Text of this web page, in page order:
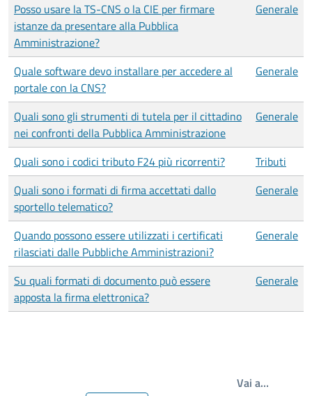
Posso usare la TS-CNS o la CIE per firmare
istanze da presentare alla Pubblica
Amministrazione?
Generale
Quale software devo installare per accedere al
portale con la CNS?
Generale
Quali sono gli strumenti di tutela per il cittadino
nei confronti della Pubblica Amministrazione
Generale
Quali sono i codici tributo F24 più ricorrenti?
Tributi
Quali sono i formati di firma accettati dallo
sportello telematico?
Generale
Quando possono essere utilizzati i certificati
rilasciati dalle Pubbliche Amministrazioni?
Generale
Su quali formati di documento può essere
apposta la firma elettronica?
Generale
Vai a…